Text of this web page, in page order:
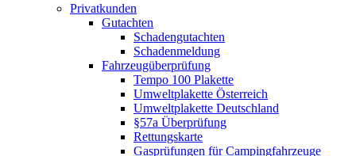
Privatkunden
Gutachten
Schadengutachten
Schadenmeldung
Fahrzeugüberprüfung
Tempo 100 Plakette
Umweltplakette Österreich
Umweltplakette Deutschland
§57a Überprüfung
Rettungskarte
Gasprüfungen für Campingfahrzeuge